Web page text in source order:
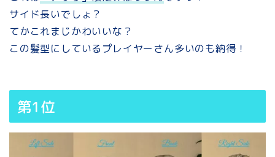
サイド長いでしょ？
てかこれまじかわいいな？
この髪型にしているプレイヤーさん多いのも納得！
第1位